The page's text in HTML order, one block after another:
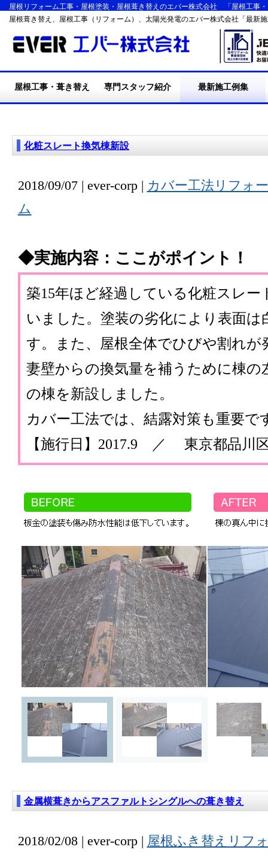
屋根リフォーム工事・屋根塗装・屋根葺き替えのエバー株式会社 「屋根工事
屋根葺き替え、屋根工事（リフォーム）、太陽光発電のエバー株式会社「最新
屋根工事・葺き替え 専門スタッフ紹介 最新施工例集
化粧スレート換気棟新設
2018/09/07 | ever-corp | カバー工法リフォ
ム
◆実施内容：ここがポイント！
築15年ほど経過している化粧スレー
いました。塗装の劣化により表面は
す。また、屋根全体でひびや割れが
妻壁からの換気量を補うために棟の
の棟を新設しました。
カバー工法では、結露対策も重要で
【施行日】2017.9 ／ 東京都品川
金属横葺きからアスファルトシングルへの葺き替え
2018/02/08 | ever-corp | 屋根ふき替えリフ